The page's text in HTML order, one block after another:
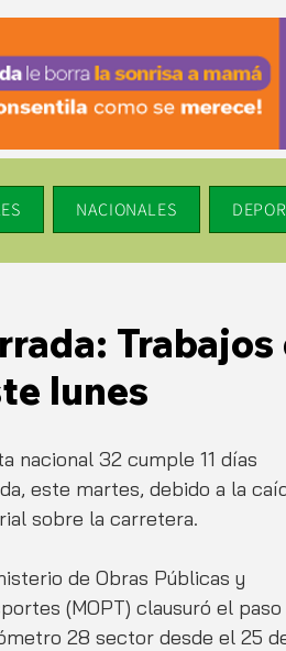
NACIONALES
Trabajos
lunes
nacional 32 cumple 11 días
este martes, debido a la
sobre la carretera.
de Obras Públicas y
(MOPT) clausuró el
28 sector desde el 25